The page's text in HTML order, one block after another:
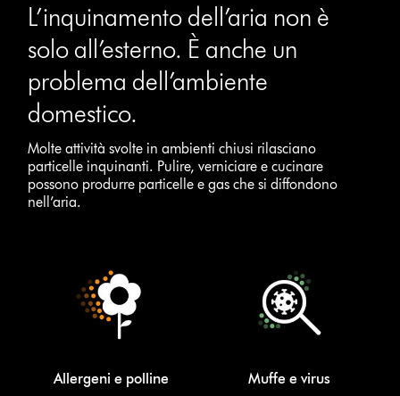
L’inquinamento dell’aria non è
solo all’esterno. È anche un
problema dell’ambiente
domestico.
Molte attività svolte in ambienti chiusi rilasciano
particelle inquinanti. Pulire, verniciare e cucinare
possono produrre particelle e gas che si diffondono
nell’aria.
Allergeni e polline Muffe e virus